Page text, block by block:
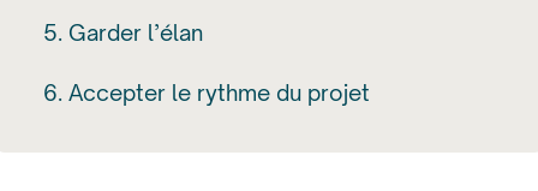
5. Garder l’élan
6. Accepter le rythme du projet